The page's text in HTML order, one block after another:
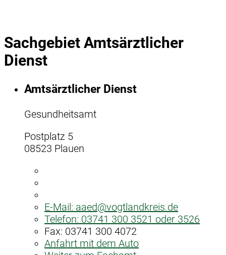
Sachgebiet Amtsärztlicher
Dienst
Amtsärztlicher Dienst
Gesundheitsamt
Postplatz 5
08523 Plauen
E-Mail: aaed@vogtlandkreis.de
Telefon: 03741 300 3521 oder 3526
Fax: 03741 300 4072
Anfahrt mit dem Auto